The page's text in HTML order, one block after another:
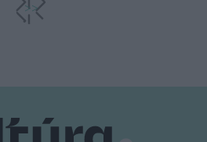
>>